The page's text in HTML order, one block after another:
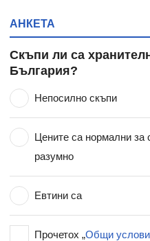
АНКЕТА
Скъпи ли са
България?
Непосилно скъпи
Цените са нормални за
разумно
Евтини са
Прочетох „Общи